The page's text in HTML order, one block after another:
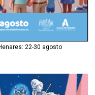
22-30 agosto